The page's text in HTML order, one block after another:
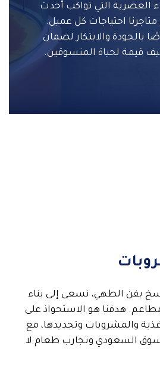
العصرية التي تواكب أحدث
متاجرنا احتياجات كل عميل.
بالجودة والابتكار لضمان
قيمة لحياة المتسوقين.
بفن الطهي، نسعى إلى بناء
هدفنا هو الاستحواذ على
والمشروبات وتجديدها، مع
السعودي وتجارب طعام لا